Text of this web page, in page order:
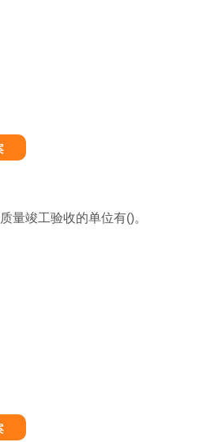
量竣工验收的单位有()。